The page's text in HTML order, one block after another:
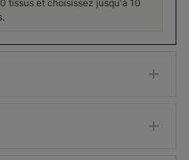
tissus et choisissez jusqu'à 10